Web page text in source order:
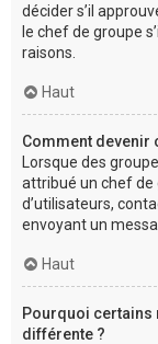
décider s’il
le chef de groupe
raisons.
Haut
Comment devenir
Lorsque des
attribué un chef de
d’utilisateurs,
envoyant un
Haut
Pourquoi certains
différente ?